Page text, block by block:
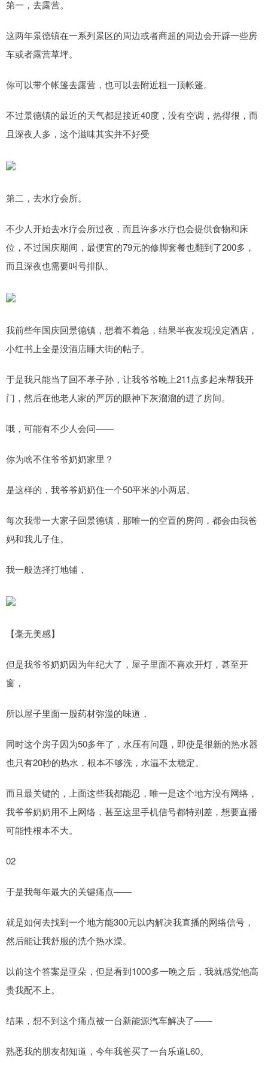
第一，去露营。
这两年景德镇在一系列景区的周边或者商超的周边会开辟一些房
车或者露营草坪。
你可以带个帐篷去露营，也可以去附近租一顶帐篷。
不过景德镇的最近的天气都是接近40度，没有空调，热得很，而
且深夜人多，这个滋味其实并不好受
第二，去水疗会所。
不少人开始去水疗会所过夜，而且许多水疗也会提供食物和床
位，不过国庆期间，最便宜的79元的修脚套餐也翻到了200多，
而且深夜也需要叫号排队。
我前些年国庆回景德镇，想着不着急，结果半夜发现没定酒店，
小红书上全是没酒店睡大街的帖子。
于是我只能当了回不孝子孙，让我爷爷晚上211点多起来帮我开
门，然后在他老人家的严厉的眼神下灰溜溜的进了房间。
哦，可能有不少人会问——
你为啥不住爷爷奶奶家里？
是这样的，我爷爷奶奶住一个50平米的小两居。
每次我带一大家子回景德镇，那唯一的空置的房间，都会由我爸
妈和我儿子住。
我一般选择打地铺，
【毫无美感】
但是我爷爷奶奶因为年纪大了，屋子里面不喜欢开灯，甚至开
窗，
所以屋子里面一股药材弥漫的味道，
同时这个房子因为50多年了，水压有问题，即使是很新的热水器
也只有20秒的热水，根本不够洗，水温不太稳定。
而且最关键的，上面这些我都能忍，唯一是这个地方没有网络，
我爷爷奶奶用不上网络，甚至这里手机信号都特别差，想要直播
可能性根本不大。
02
于是我每年最大的关键痛点——
就是如何去找到一个地方能300元以内解决我直播的网络信号，
然后能让我舒服的洗个热水澡。
以前这个答案是亚朵，但是看到1000多一晚之后，我就感觉他高
贵我配不上。
结果，想不到这个痛点被一台新能源汽车解决了——
熟悉我的朋友都知道，今年我爸买了一台乐道L60。